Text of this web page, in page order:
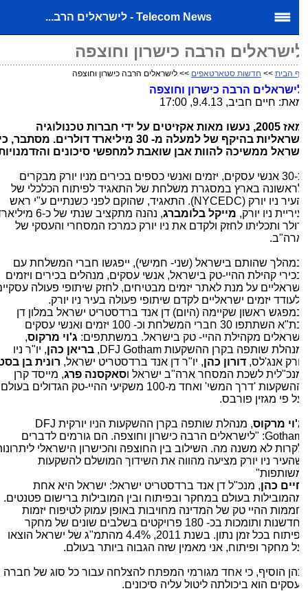
Telecom News - לישראלים הרב...
הרבה כישרון וחוצפה
הבית>>חדשות סטארטאפים>> לישראלים הרבה כישרון וחוצפה
הרבה כישרון וחוצפה
חיים חביב, 9.4.13, 17:00
מאז 2005, נעשו מאות אקזיטים על ידי חברות טכנולוגיה
ישראליות בהיקף של למעלה מ- 30 מיליארד דולרים. מסתבר, כי
ממשיכה להוות אבן שואבת למחפשי סיכונים והזדמנויות.
כ-30 אנשי עסקים, יזמים ואנשי כספים בכירים מניו יורק מבקרים
בארץ במסגרת משלחת של התאגיד לפיתוח הכלכלי של
ניו יורק (NYCEDC). התאגיד, שהוקם לפני כשנתיים ע"י ראש
ניו יורק,מייקל בלומברג,
נהנה מתקציב שנתי של כ-6 מיליארד
ותכליתו לחזק ולקדם את ניו יורק כמרכז המסחרי והעסקי של
שהותם בישראל (שני- חמישי), ייפגשו חברי המשלחת עם
קהילת ההיי-טק בישראל, אנשי עסקים, מנהלים בכירים ויזמים
על מנת לאתר יזמים מבטיחים, לחזק שיתופי פעולה עסקיים
יזמים ישראליים לקדם שיתופי פעולה בעיר ניו יורק.
ראשון שקיימה (היום) דן אנד ברדסטריט ישראל במלון דן
בת"א השתתפו 30 חברי המשלחת וכ- 100 יזמים ואנשי עסקים
מקהילת ההיי- טק בישראל. במשתתפים:ג'וי מרקוס,
שותפה בקרן ההשקעותDFJ Gotham
,בריאן כהן, יו"ר ניו
אנג'לס,דורון כהן, יו"ר דן אנד ברדסטריט ישראל,רונית בן בסט
לשכת המסחר ארה"ב ישראל וסאקסנה פרג, מייסד קרן
ההשקעות 'דרך המשי' ואחד מ-100 משקיעי ההיי-טק הגדולים בעולם
פי מגזין פורבס.
מרקוס, מנהלת שותפה בקרן ההשקעות הניו יורקיתDFJ
: "לישראלים הרבה כישרון וחוצפה. הם גורמים לדברים
לא משנה מה. השילוב בין החוצפה והכישרון הישראלי ליתרונות
ניו יורק מציעה מהווה את השידוך המושלם להשקעות
כהן, מנכ"ל דן אנד ברדסטריט ישראל: ישראל היא אחת
בעולם במחקר ובפיתוח ובין המובילות ברישום פטנטים.
ההיי טק של המדינה מחויבות באופן עמוק לטיפוח יזמות
וחדשנות ותומכות בכ- 180 פרויקטים בשלבים שונים של מחקר
ופיתוח בכל זמן נתון. בשנת 2011, 4.4% מהתמ"ג של ישראל הוצאו
מחקר ופיתוח, אני מאמין שזה הגבוה ביותר בעולם.
הוסיף, כי אחד מגורמי המפתח להצלחה עבור כל סוג של חברה
הוא ביכולתה ליטול עליה סיכונים.